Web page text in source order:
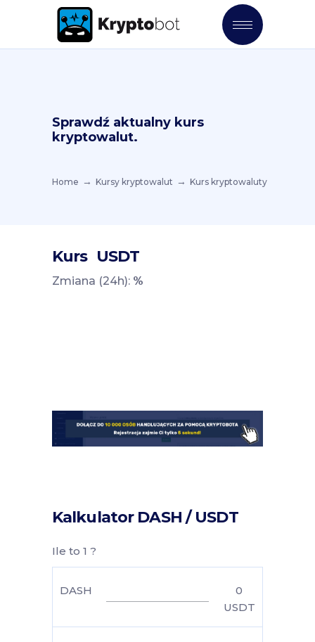
Sprawdź aktualny kurs
kryptowalut.
Home Kursy kryptowalut Kurs kryptowaluty
Kurs USDT
Zmiana (24h): %
Kalkulator DASH / USDT
Ile to 1 ?
DASH
0
USDT